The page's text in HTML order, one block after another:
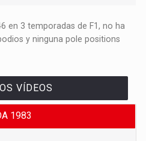
en 3 temporadas de F1, no ha
y ninguna pole positions
VÍDEOS
1983